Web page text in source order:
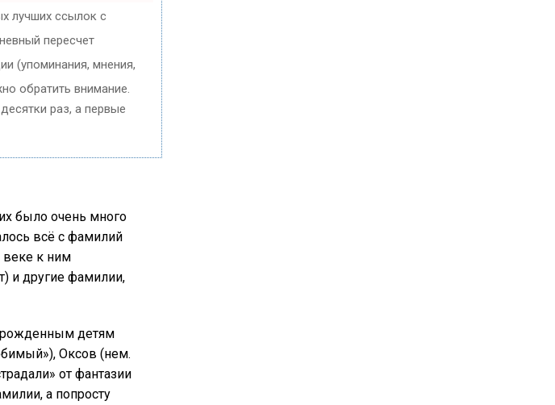
лучших ссылок с
пересчет
(упоминания, мнения,
обратить внимание.
раз, а первые
было очень много
всё с фамилий
веке к ним
и другие фамилии,
детям
Оксов (нем.
от фантазии
а попросту